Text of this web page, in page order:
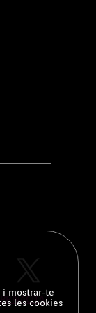
i mostrar-te
les cookies